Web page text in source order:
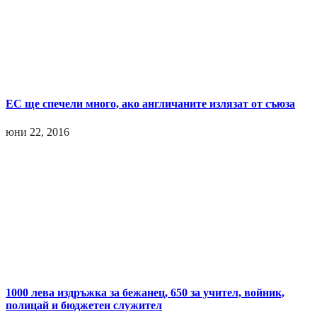
ЕС ще спечели много, ако англичаните излязат от съюза
юни 22, 2016
1000 лева издръжка за бежанец, 650 за учител, войник,
полицай и бюджетен служител